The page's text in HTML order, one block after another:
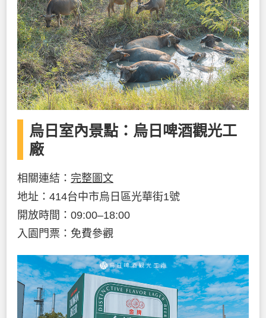
烏日室內景點：烏日啤酒觀光工
廠
相關連結： 完整圖文
地址：414台中市烏日區光華街1號
開放時間：09:00–18:00
入園門票：免費參觀